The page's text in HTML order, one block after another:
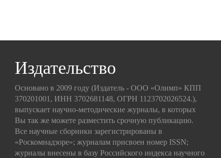
Издательство
Основано в 2009 году (Издатель - ООО «Олимп» КПП
370201001, ИНН 3702681148, ОГРН 1123702026524.),
выпускает научно-методические журналы, в которых
Вы так же можете разместить срочную публикацию.
Все научные сборники зарегистрированы в
«Роскомнадзоре»; журналам присвоен номер ISSN;
журналы внесены в базу Российского индекса научного